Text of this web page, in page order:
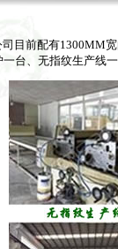
目前配有1300MM宽
一台、无指纹生产线